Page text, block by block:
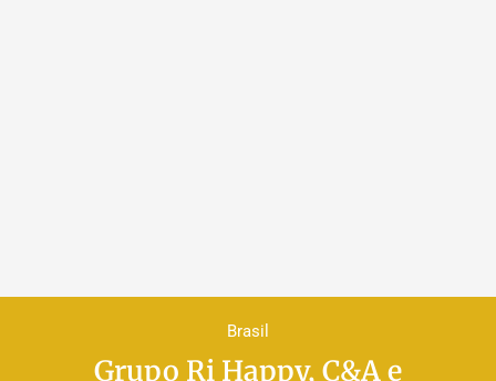
Brasil
Grupo Ri Happy, C&A e